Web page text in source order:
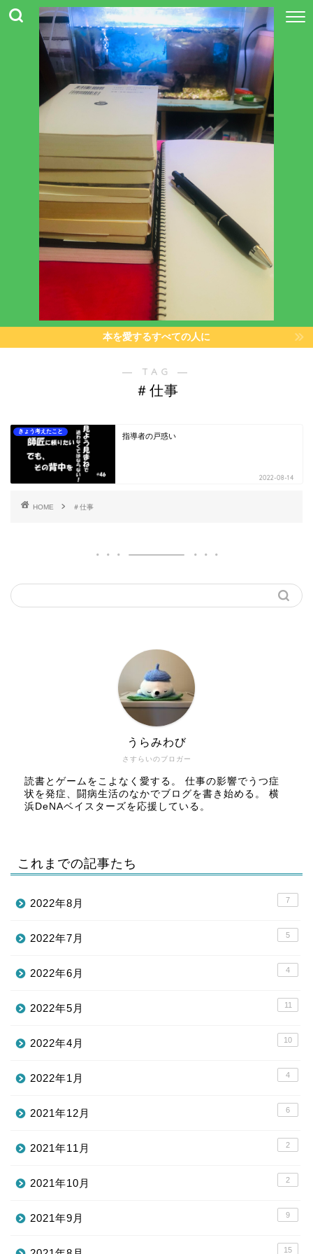
本を愛するすべての人に
― TAG ―
＃仕事
きょう考えたこと
指導者の戸惑い
2022-08-14
HOME ＃仕事
さすらいのブロガー
うらみわび
読書とゲームをこよなく愛する。 仕事の影響でうつ症
状を発症、闘病生活のなかでブログを書き始める。 横
浜DeNAベイスターズを応援している。
これまでの記事たち
2022年8月 7
2022年7月 5
2022年6月 4
2022年5月 11
2022年4月 10
2022年1月 4
2021年12月 6
2021年11月 2
2021年10月 2
2021年9月 9
15